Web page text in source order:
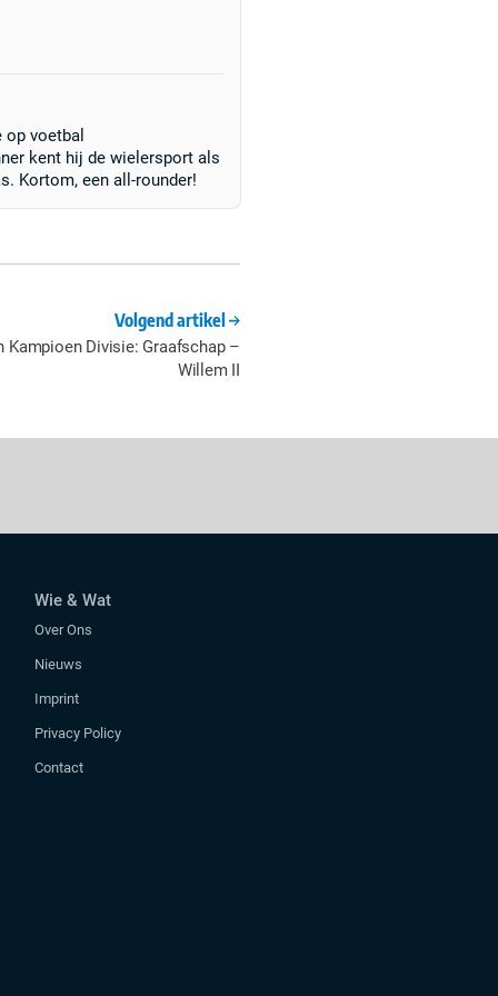
voetbal
kent hij de wielersport als
Kortom, een all-rounder!
Volgend artikel
Kampioen Divisie: Graafschap –
Willem II
Wie & Wat
Over Ons
Nieuws
Imprint
Privacy Policy
Contact